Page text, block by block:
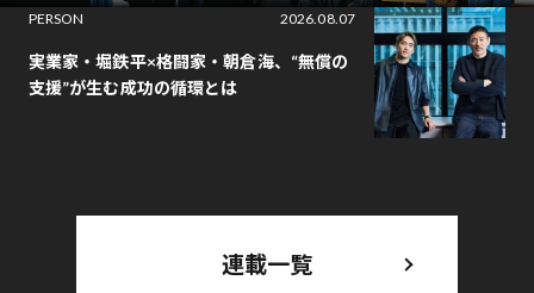
PERSON
2026.08.07
実業家・堀鉄平×格闘家・朝倉海、“無償の
支援”が生む成功の循環とは
連載一覧